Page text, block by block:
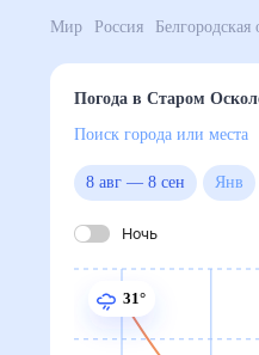
Мир Россия
Погода в Старом
Поиск города или
8 авг— 8 сен
Ночь
31°